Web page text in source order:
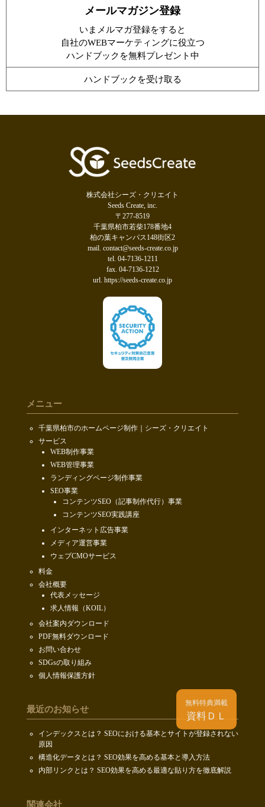
メールマガジン登録
いまメルマガ登録をすると
自社のWEBマーケティングに役立つ
ハンドブックを無料プレゼント中
ハンドブックを受け取る
無料特典満載
資料ＤＬ
株式会社シーズ・クリエイト
Seeds Create, inc.
〒277-8519
千葉県柏市若柴178番地4
柏の葉キャンパス148街区2
mail. contact@seeds-create.co.jp
tel. 04-7136-1211
fax. 04-7136-1212
url. https://seeds-create.co.jp
メニュー
千葉県柏市のホームページ制作｜シーズ・クリエイト
サービス
WEB制作事業
WEB管理事業
ランディングページ制作事業
SEO事業
コンテンツSEO（記事制作代行）事業
コンテンツSEO実践講座
インターネット広告事業
メディア運営事業
ウェブCMOサービス
料金
会社概要
代表メッセージ
求人情報（KOIL）
会社案内ダウンロード
PDF無料ダウンロード
お問い合わせ
SDGsの取り組み
個人情報保護方針
最近のお知らせ
インデックスとは？ SEOにおける基本とサイトが登録されない
原因
構造化データとは？ SEO効果を高める基本と導入方法
内部リンクとは？ SEO効果を高める最適な貼り方を徹底解説
関連会社